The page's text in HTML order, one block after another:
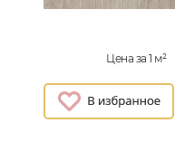
Цена за 1 м²